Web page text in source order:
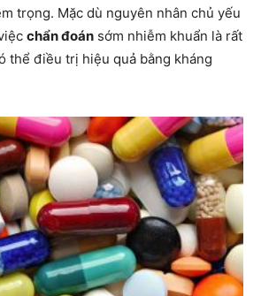
trọng. Mặc dù nguyên nhân chủ yếu
chẩn đoán sớm nhiễm khuẩn là rất
thể điều trị hiệu quả bằng kháng